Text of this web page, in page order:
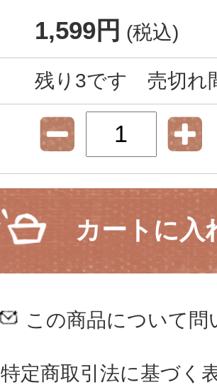
1,599円 (税込)
残り3です 売切れ
カートに入
この商品について問
特定商取引法に基づく